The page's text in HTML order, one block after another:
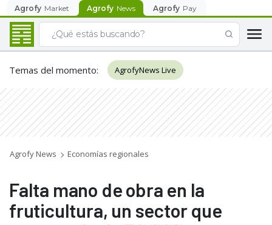
Agrofy Market Agrofy News Agrofy Pay
Temas del momento: AgrofyNews Live
Agrofy News Economías regionales
Falta mano de obra en la
fruticultura, un sector que